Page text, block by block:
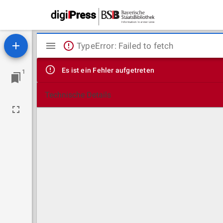
1
Mirador
Viewer
TypeError: Failed to fetch
Es ist ein Fehler aufgetreten
Technische Details